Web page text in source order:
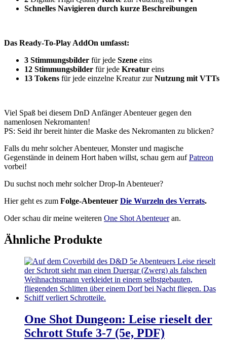
Schnelles Navigieren durch kurze Beschreibungen
Das Ready-To-Play AddOn umfasst:
3 Stimmungsbilder für jede Szene eins
12 Stimmungsbilder für jede Kreatur eins
13 Tokens für jede einzelne Kreatur zurNutzung mit VTTs
Viel Spaß bei diesem DnD Anfänger Abenteuer gegen den
namenlosen Nekromanten!
PS: Seid ihr bereit hinter die Maske des Nekromanten zu blicken?
Falls du mehr solcher Abenteuer, Monster und magische
Gegenstände in deinem Hort haben willst, schau gern aufPatreon
vorbei!
Du suchst noch mehr solcher Drop-In Abenteuer?
Hier geht es zum Folge-Abenteuer Die Wurzeln des Verrats.
Oder schau dir meine weiteren One Shot Abenteueran.
Ähnliche Produkte
One Shot Dungeon: Leise rieselt der
Schrott Stufe 3-7 (5e, PDF)